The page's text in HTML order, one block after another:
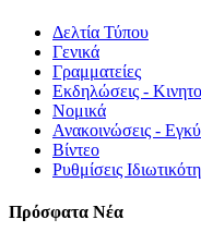
Δελτία Τύπου
Γενικά
Γραμματείες
Εκδηλώσεις -
Νομικά
Ανακοινώσεις -
Βίντεο
Ρυθμίσεις
Πρόσφατα Νέα